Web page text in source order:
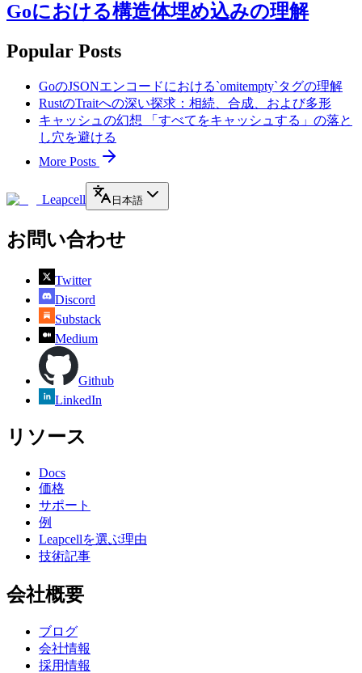
Goにおける構造体埋め込みの理解
Popular Posts
GoのJSONエンコードにおける`omitempty`タグの理解
RustのTraitへの深い探求：相続、合成、および多形
キャッシュの幻想 「すべてをキャッシュする」の落と
し穴を避ける
More Posts
Leapcell 日本語
お問い合わせ
Twitter
Discord
Substack
Medium
Github
LinkedIn
リソース
Docs
価格
サポート
例
Leapcellを選ぶ理由
技術記事
会社概要
ブログ
会社情報
採用情報